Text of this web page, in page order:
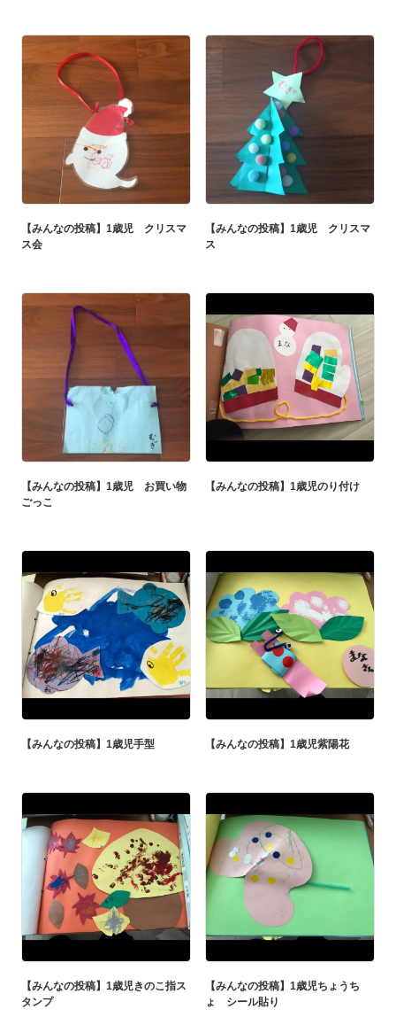
【みんなの投稿】1歳児 クリスマ
ス会
【みんなの投稿】1歳児 クリスマ
ス
【みんなの投稿】1歳児 お買い物
ごっこ
【みんなの投稿】1歳児のり付け
【みんなの投稿】1歳児手型 【みんなの投稿】1歳児紫陽花
【みんなの投稿】1歳児きのこ指ス
タンプ
【みんなの投稿】1歳児ちょうち
ょ シール貼り